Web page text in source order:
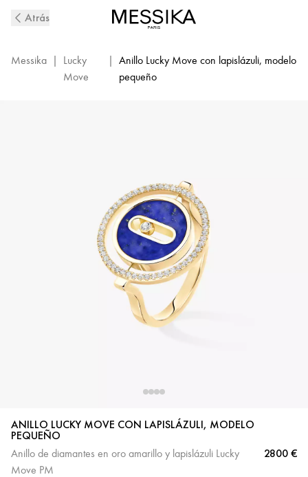
Atrás
Messika |
Lucky
Move
| Anillo Lucky Move con lapislázuli, modelo
pequeño
ANILLO LUCKY MOVE CON LAPISLÁZULI, MODELO
PEQUEÑO
Anillo de diamantes en oro amarillo y lapislázuli Lucky
Move PM
2800 €
Nácar
blanco
Turquesa
Ónice Malaquita